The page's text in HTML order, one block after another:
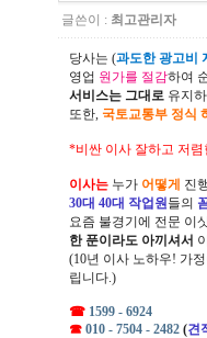
글쓴이 : 최고관리자
당사는 (과도한 광고비
영업 원가를 절감하여
서비스는 그대로 유지
또한, 국토교통부 정식
*비싼 이사 잘하고 저
이사는 누가 어떻게 진
30대 40대 작업원들의
요즘 불경기에 전문 이
한 푼이라도 아끼셔서
(10년 이사 노하우! 가
립니다.)
☎ 1599 - 6924
☎ 010 - 7504 - 2482 (견